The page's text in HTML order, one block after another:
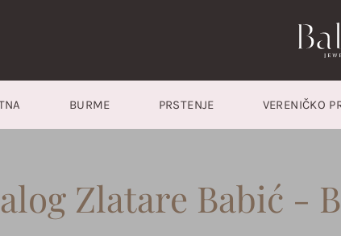
BURME PRSTENJE VERENIČKO
Zlatare Babić -